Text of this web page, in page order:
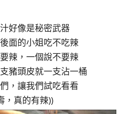
好像是秘密武器
面的小姐吃不吃辣
辣，一個說不要辣
豬頭皮就一支沾一桶
，讓我們試吃看看
，真的有辣))